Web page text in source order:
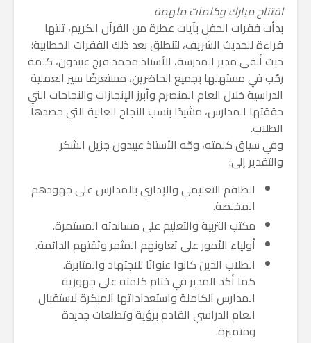
​افتتاح مبارك وكلمات ملهمة
​بدأت فقرات الحفل بآيات عطرة من القرآن الكريم، تلتها
قراءة للحديث الشريف، لتنطلق بعد ذلك الفقرات الخطابية؛
حيث ألقى مدير المدرسة، الأستاذ محمد فرج عبيدون، كلمة
رحّب في مستهلها بجميع الحاضرين، مستعرضًا سير العملية
الدراسية خلال العام المنصرم وأبرز الإنجازات والنجاحات التي
حققتها المدارس، مشيدًا بنسب النجاح العالية التي حصدها
الطلاب.
​وفي سياق كلمته، وجّه الأستاذ عبيدون جزيل الشكر
والتقدير إلى:
​الطاقم التعليمي والإداري بالمدارس على جهودهم
المخلصة.
​مكتب التربية والتعليم على مساندته المستمرة.
​أولياء الأمور على تعاونهم المثمر وثقتهم الدائمة.
​الطلاب الذين كانوا عنوانًا للاجتهاد والمثابرة.
​كما أكد المدير في ختام كلمته على جهوزية
المدارس الكاملة واستعداداتها المبكرة لاستقبال
العام الدراسي القادم برؤية وتطلعات جديدة
ومتميزة.